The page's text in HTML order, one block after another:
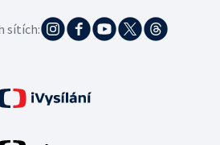
sítích: